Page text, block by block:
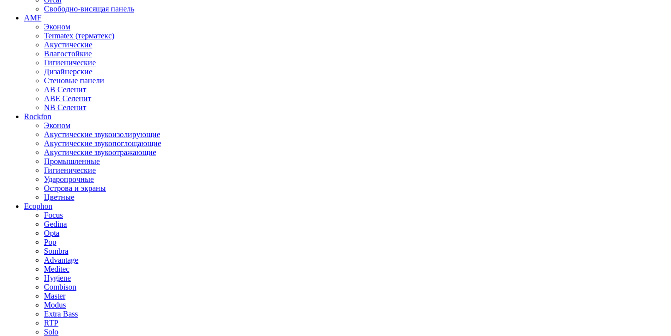
Свободно-висящая панель
AMF
Эконом
Termatex (терматекс)
Акустические
Влагостойкие
Гигиенические
Дизайнерские
Стеновые панели
AB Селенит
ABE Селенит
NB Селенит
Rockfon
Эконом
Акустические звукоизолирующие
Акустические звукопоглощающие
Акустические звукоотражающие
Промышленные
Гигиенические
Ударопрочные
Острова и экраны
Цветные
Ecophon
Focus
Gedina
Opta
Pop
Sombra
Advantage
Meditec
Hygiene
Combison
Master
Modus
Extra Bass
RTP
Solo